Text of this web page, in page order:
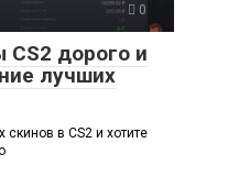
0
CS2 дорого и
лучших
в CS2 и хотите